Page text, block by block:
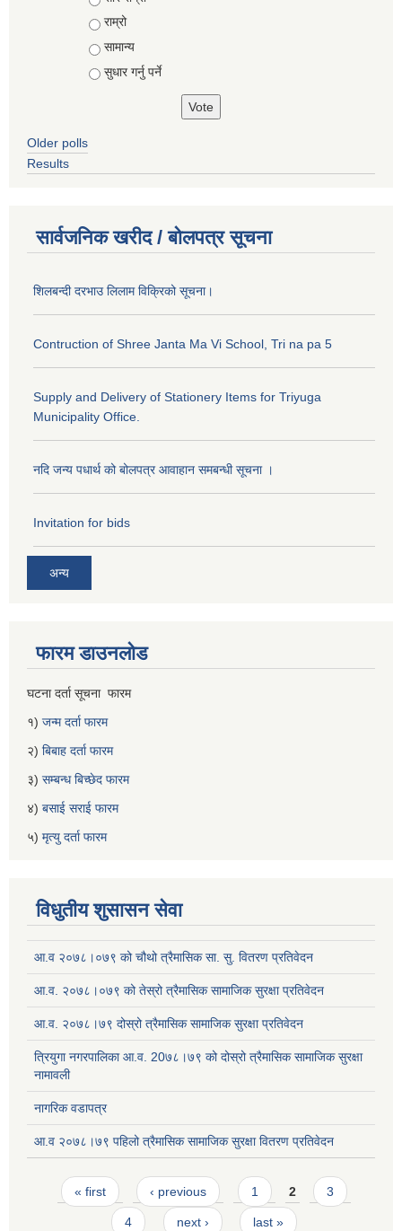
राम्रो
सामान्य
सुधार गर्नु पर्ने
Older polls
Results
सार्वजनिक खरीद / बोलपत्र सूचना
शिलबन्दी दरभाउ लिलाम विक्रिको सूचना।
Contruction of Shree Janta Ma Vi School, Tri na pa 5
Supply and Delivery of Stationery Items for Triyuga
Municipality Office.
नदि जन्य पधार्थ को बोलपत्र आवाहान समबन्धी सूचना ।
Invitation for bids
अन्य
फारम डाउनलोड
घटना दर्ता सूचना फारम
१) जन्म दर्ता फारम
२) बिबाह दर्ता फारम
३) सम्बन्ध बिच्छेद फारम
४) बसाई सराई फारम
५) मृत्यु दर्ता फारम
विधुतीय शुसासन सेवा
आ.व २०७८।०७९ को चौथो त्रैमासिक सा. सु. वितरण प्रतिवेदन
आ.व. २०७८।०७९ को तेस्रो त्रैमासिक सामाजिक सुरक्षा प्रतिवेदन
आ.व. २०७८।७९ दोस्रो त्रैमासिक सामाजिक सुरक्षा प्रतिवेदन
त्रियुगा नगरपालिका आ.व. 20७८।७९ को दोस्रो त्रैमासिक सामाजिक सुरक्षा
नामावली
नागरिक वडापत्र
आ.व २०७८।७९ पहिलो त्रैमासिक सामाजिक सुरक्षा वितरण प्रतिवेदन
Pages
« first ‹ previous 1 2 3
4 next › last »